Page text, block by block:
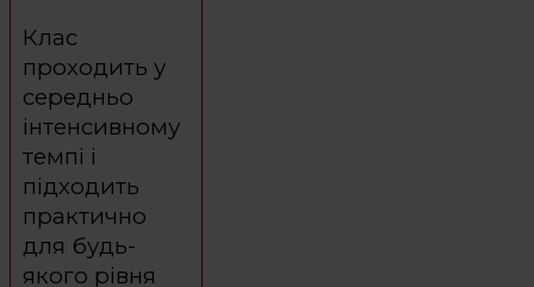
Клас
проходить у
середньо
інтенсивному
темпі і
підходить
практично
для будь-
якого рівня